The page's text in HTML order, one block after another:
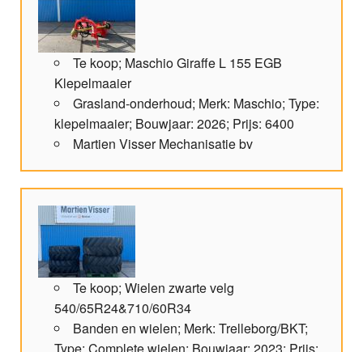
Te koop; Maschio Giraffe L 155 EGB
Klepelmaaier
Grasland-onderhoud; Merk: Maschio; Type:
klepelmaaier; Bouwjaar: 2026; Prijs: 6400
Martien Visser Mechanisatie bv
Te koop; Wielen zwarte velg
540/65R24&710/60R34
Banden en wielen; Merk: Trelleborg/BKT;